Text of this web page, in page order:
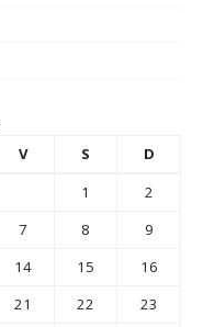
V S
D
1
2
7 8
9
14 15
16
21 22
23